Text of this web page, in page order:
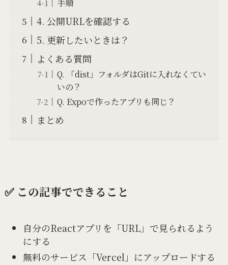
手順
4. 公開URLを確認する
5. 更新したいときは？
よくある質問
Q. 「dist」フォルダはGitに入れなくてい
いの？
Q. Expoで作ったアプリも同じ？
まとめ
✅ この記事でできること
自分のReactアプリを「URL」で見られるよう
にする
無料のサービス「Vercel」にアップロードする